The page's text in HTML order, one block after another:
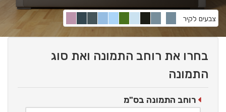
צבעים לקיר
בחרו את רוחב התמונה ואת סוג
התמונה
רוחב התמונה בס"מ